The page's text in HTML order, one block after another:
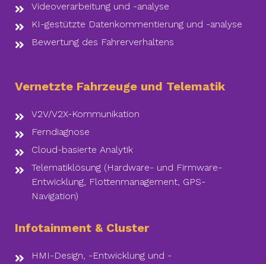
Videoverarbeitung und -analyse
KI-gestützte Datenkommentierung und -analyse
Bewertung des Fahrerverhaltens
Vernetzte Fahrzeuge und Telematik
V2V/V2X-Kommunikation
Ferndiagnose
Cloud-basierte Analytik
Telematiklösung (Hardware- und Firmware-
Entwicklung, Flottenmanagement, GPS-
Navigation)
Infotainment & Cluster
HMI-Design, -Entwicklung und -